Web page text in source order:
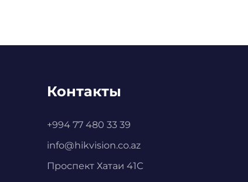
Контакты
+994 77 480 33 39
info@hikvision.co.az
Проспект Хатаи 41С